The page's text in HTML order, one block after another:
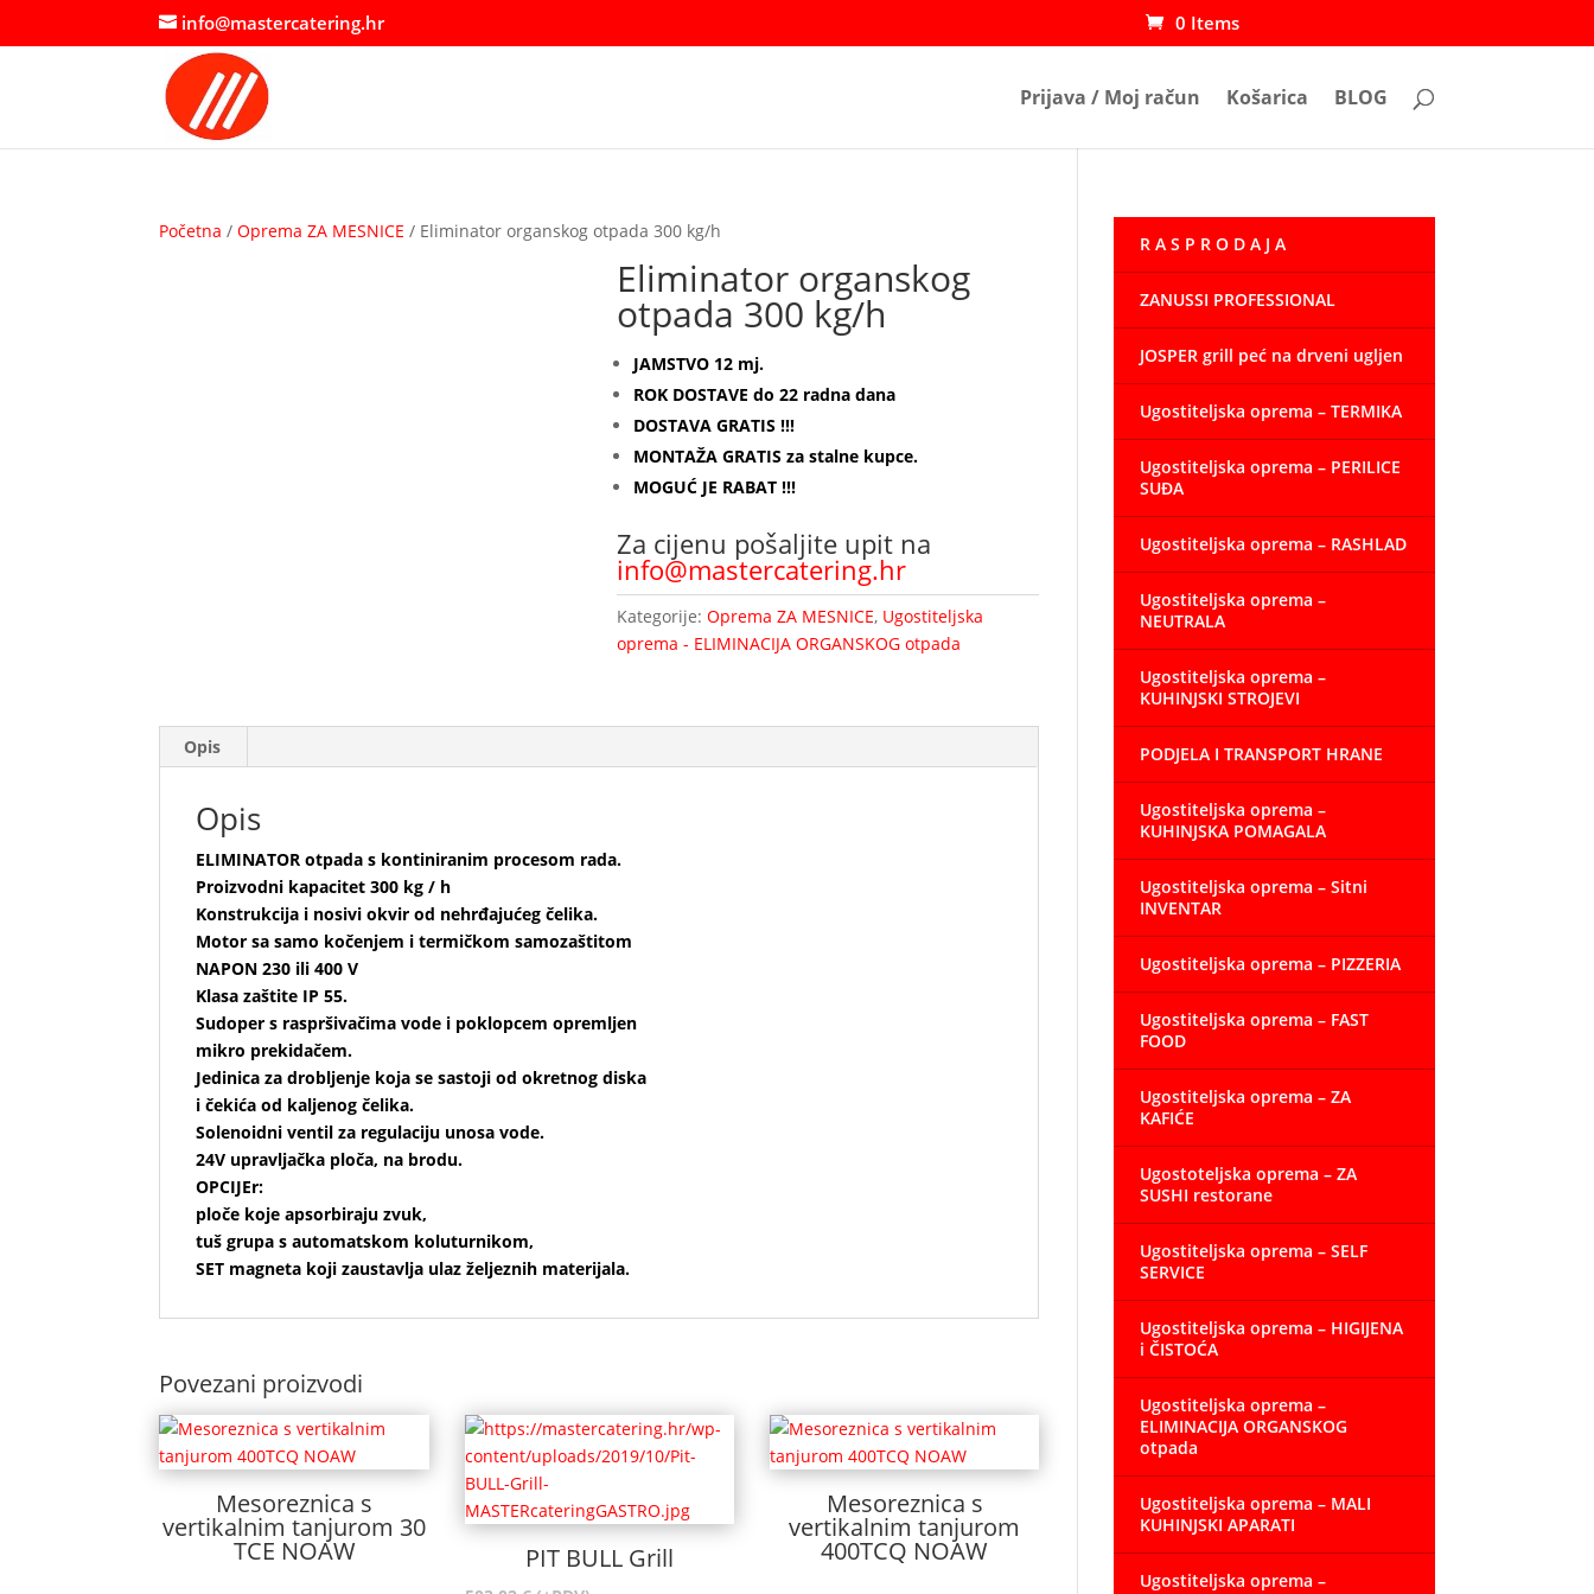
info@mastercatering.hr 0 Items
Prijava / Moj račun Košarica BLOG
Početna /Oprema ZA MESNICE / Eliminator organskog otpada 300 kg/h
Eliminator organskog
otpada 300 kg/h
JAMSTVO 12 mj.
ROK DOSTAVE do 22 radna dana
DOSTAVA GRATIS !!!
MONTAŽA GRATIS za stalne kupce.
MOGUĆ JE RABAT !!!
Za cijenu pošaljite upit na
info@mastercatering.hr
Kategorije:Oprema ZA MESNICE, Ugostiteljska
oprema - ELIMINACIJA ORGANSKOG otpada
Opis
Opis
ELIMINATOR otpada s kontiniranim procesom rada.
Proizvodni kapacitet 300 kg / h
Konstrukcija i nosivi okvir od nehrđajućeg čelika.
Motor sa samo kočenjem i termičkom samozaštitom
NAPON 230 ili 400 V
Klasa zaštite IP 55.
Sudoper s raspršivačima vode i poklopcem opremljen
mikro prekidačem.
Jedinica za drobljenje koja se sastoji od okretnog diska
i čekića od kaljenog čelika.
Solenoidni ventil za regulaciju unosa vode.
24V upravljačka ploča, na brodu.
OPCIJEr:
ploče koje apsorbiraju zvuk,
tuš grupa s automatskom koluturnikom,
SET magneta koji zaustavlja ulaz željeznih materijala.
Povezani proizvodi
Mesoreznica s
vertikalnim tanjurom 30
TCE NOAW PIT BULL Grill
Mesoreznica s
vertikalnim tanjurom
400TCQ NOAW
R A S P R O D A J A
ZANUSSI PROFESSIONAL
JOSPER grill peć na drveni ugljen
Ugostiteljska oprema – TERMIKA
Ugostiteljska oprema – PERILICE
SUĐA
Ugostiteljska oprema – RASHLAD
Ugostiteljska oprema –
NEUTRALA
Ugostiteljska oprema –
KUHINJSKI STROJEVI
PODJELA I TRANSPORT HRANE
Ugostiteljska oprema –
KUHINJSKA POMAGALA
Ugostiteljska oprema – Sitni
INVENTAR
Ugostiteljska oprema – PIZZERIA
Ugostiteljska oprema – FAST
FOOD
Ugostiteljska oprema – ZA
KAFIĆE
Ugostoteljska oprema – ZA
SUSHI restorane
Ugostiteljska oprema – SELF
SERVICE
Ugostiteljska oprema – HIGIJENA
i ČISTOĆA
Ugostiteljska oprema –
ELIMINACIJA ORGANSKOG
otpada
Ugostiteljska oprema – MALI
KUHINJSKI APARATI
Ugostiteljska oprema –